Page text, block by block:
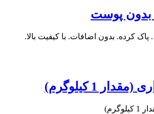
بدون پوست
کرده. بدون اضافات. با کیفیت بالا.
1 کیلوگرم)